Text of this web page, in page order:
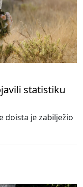
statistiku
doista je zabilježio